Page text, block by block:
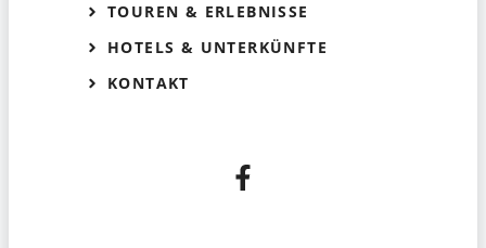
TOUREN & ERLEBNISSE
HOTELS & UNTERKÜNFTE
KONTAKT